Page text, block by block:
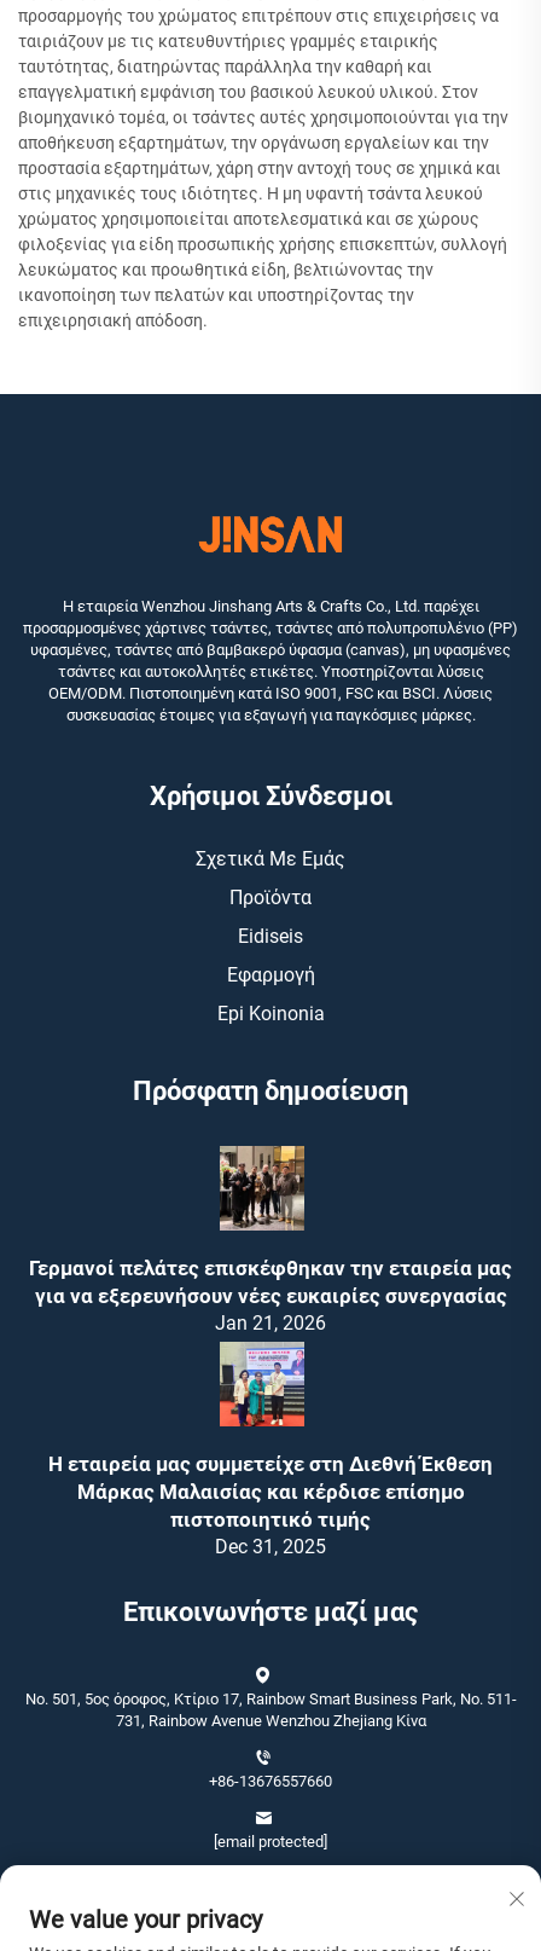
προσαρμογής του χρώματος επιτρέπουν στις επιχειρήσεις να
ταιριάζουν με τις κατευθυντήριες γραμμές εταιρικής
ταυτότητας, διατηρώντας παράλληλα την καθαρή και
επαγγελματική εμφάνιση του βασικού λευκού υλικού. Στον
βιομηχανικό τομέα, οι τσάντες αυτές χρησιμοποιούνται για την
αποθήκευση εξαρτημάτων, την οργάνωση εργαλείων και την
προστασία εξαρτημάτων, χάρη στην αντοχή τους σε χημικά και
στις μηχανικές τους ιδιότητες. Η μη υφαντή τσάντα λευκού
χρώματος χρησιμοποιείται αποτελεσματικά και σε χώρους
φιλοξενίας για είδη προσωπικής χρήσης επισκεπτών, συλλογή
λευκώματος και προωθητικά είδη, βελτιώνοντας την
ικανοποίηση των πελατών και υποστηρίζοντας την
επιχειρησιακή απόδοση.
Η εταιρεία Wenzhou Jinshang Arts & Crafts Co., Ltd. παρέχει
προσαρμοσμένες χάρτινες τσάντες, τσάντες από πολυπροπυλένιο (PP)
υφασμένες, τσάντες από βαμβακερό ύφασμα (canvas), μη υφασμένες
τσάντες και αυτοκολλητές ετικέτες. Υποστηρίζονται λύσεις
OEM/ODM. Πιστοποιημένη κατά ISO 9001, FSC και BSCI. Λύσεις
συσκευασίας έτοιμες για εξαγωγή για παγκόσμιες μάρκες.
Χρήσιμοι Σύνδεσμοι
Σχετικά Με Εμάς
Προϊόντα
Eidiseis
Εφαρμογή
Epi Koinonia
Πρόσφατη δημοσίευση
Γερμανοί πελάτες επισκέφθηκαν την εταιρεία μας
για να εξερευνήσουν νέες ευκαιρίες συνεργασίας
Jan 21, 2026
Η εταιρεία μας συμμετείχε στη Διεθνή Έκθεση
Μάρκας Μαλαισίας και κέρδισε επίσημο
πιστοποιητικό τιμής
Dec 31, 2025
Επικοινωνήστε μαζί μας
No. 501, 5ος όροφος, Κτίριο 17, Rainbow Smart Business Park, No. 511-
731, Rainbow Avenue Wenzhou Zhejiang Κίνα
+86-13676557660
[email protected]
We value your privacy